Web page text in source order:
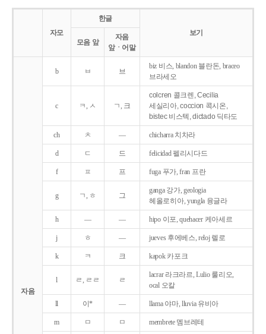
자모
한글
보기
모음 앞
자음
앞ㆍ어말
자음
b ㅂ 브
biz 비스, blandon 블란돈, braceo
브라세오
c ㅋ, ㅅ ㄱ, 크
colcren 콜크렌, Cecilia
세실리아, coccion 콕시온,
bistec 비스텍, dictado 딕타도
ch ㅊ ― chicharra 치차라
d ㄷ 드 felicidad 펠리시다드
f ㅍ 프 fuga 푸가, fran 프란
g ㄱ, ㅎ 그
ganga 강가, geologia
헤올로히아, yungla 융글라
h ― ― hipo 이포, quehacer 케아세르
j ㅎ ― jueves 후에베스, reloj 렐로
k ㅋ 크 kapok 카포크
l ㄹ, ㄹㄹ ㄹ
lacrar 라크라르, Lulio 룰리오,
ocal 오칼
ll 이* ― llama 야마, lluvia 유비아
m ㅁ ㅁ membrete 멤브레테